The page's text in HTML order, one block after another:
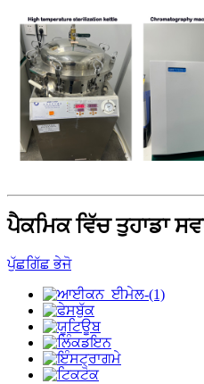
ਪੈਕਮਿਕ ਵਿੱਚ ਤੁਹਾਡਾ
ਪੁੱਛਗਿੱਛ ਭੇਜੋ